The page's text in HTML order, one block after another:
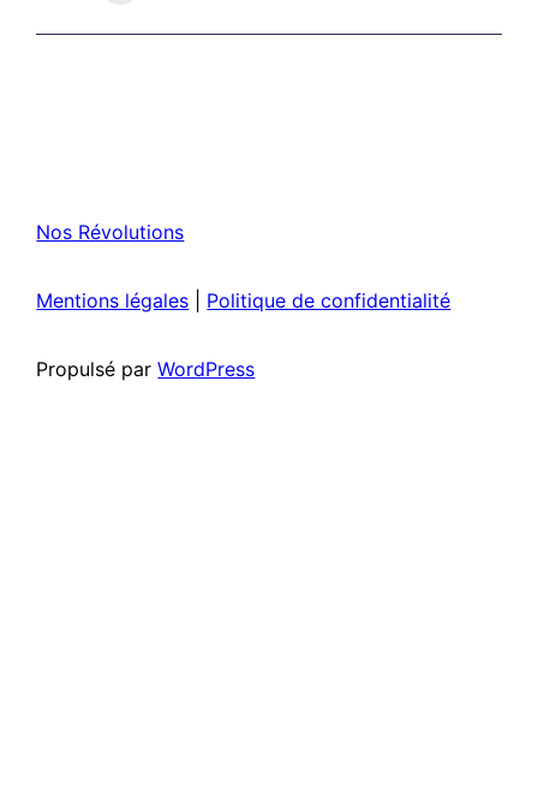
Nos Révolutions
Mentions légales Politique de confidentialité
Propulsé parWordPress